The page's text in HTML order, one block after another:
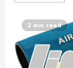
2 min read